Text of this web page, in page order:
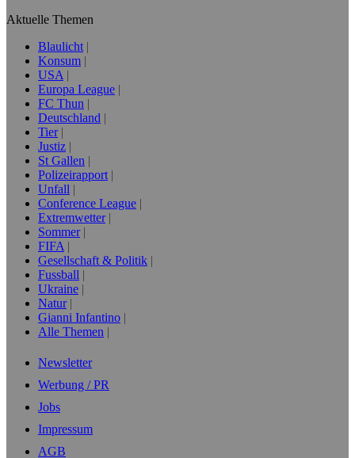
Aktuelle Themen
Blaulicht
Konsum
USA
Europa League
FC Thun
Deutschland
Tier
Justiz
St Gallen
Polizeirapport
Unfall
Conference League
Extremwetter
Sommer
FIFA
Gesellschaft & Politik
Fussball
Ukraine
Natur
Gianni Infantino
Alle Themen
Newsletter
Werbung / PR
Jobs
Impressum
AGB